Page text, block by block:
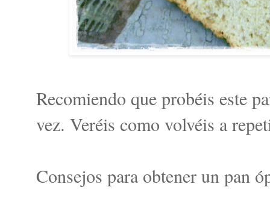
Recomiendo que probéis este
vez. Veréis como volvéis a
Consejos para obtener un pan